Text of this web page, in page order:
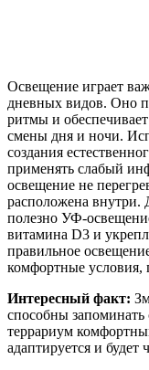
Освещение играет
дневных видов. Оно
ритмы и
смены дня и ночи.
создания
применять слабый
освещение не
расположена внутри.
полезно УФ-
витамина D3 и
правильное
комфортные
Интересный факт:
способны запоминать
террариум
адаптируется и будет